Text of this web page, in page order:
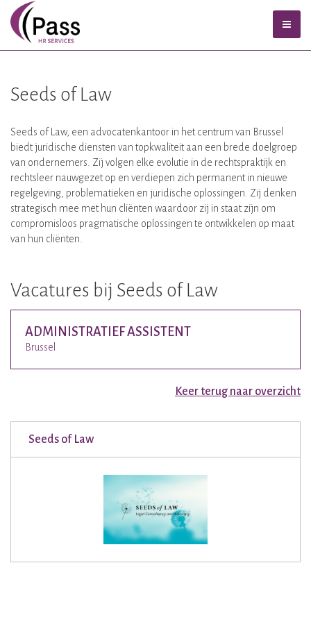
Seeds of Law
Seeds of Law, een advocatenkantoor in het centrum van Brussel
biedt juridische diensten van topkwaliteit aan een brede doelgroep
van ondernemers. Zij volgen elke evolutie in de rechtspraktijk en
rechtsleer nauwgezet op en verdiepen zich permanent in nieuwe
regelgeving, problematieken en juridische oplossingen. Zij denken
strategisch mee met hun cliënten waardoor zij in staat zijn om
compromisloos pragmatische oplossingen te ontwikkelen op maat
van hun cliënten.
Vacatures bij Seeds of Law
ADMINISTRATIEF ASSISTENT
Brussel
Keer terug naar overzicht
Seeds of Law